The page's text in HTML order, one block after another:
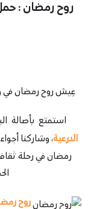
روح رمضان :
عِيش روح رمضان في
استمتع بأصالة
الدرعية، وشاركنا
رمضان في رحلة
روح